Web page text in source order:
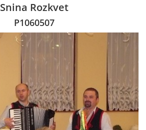
Snina Rozkvet
P1060507